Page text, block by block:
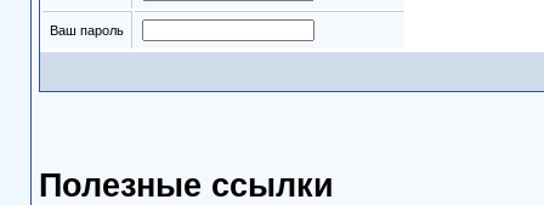
Ваш пароль
Полезные ссылки